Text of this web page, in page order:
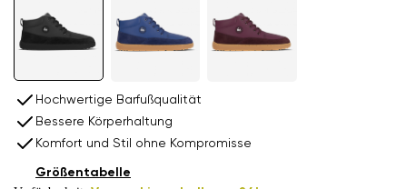
Hochwertige Barfußqualität
Bessere Körperhaltung
Komfort und Stil ohne Kompromisse
Größentabelle